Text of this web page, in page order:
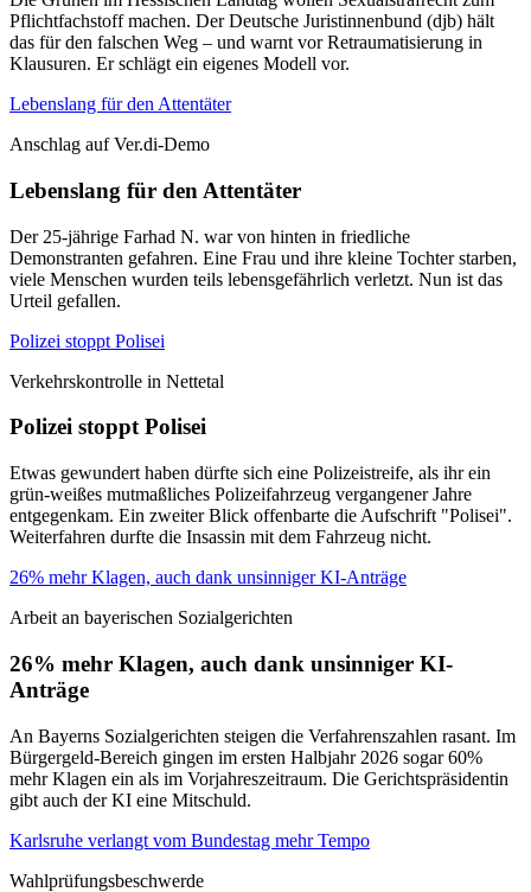
Pflichtfachstoff machen. Der Deutsche Juristinnenbund (djb) hält
das für den falschen Weg – und warnt vor Retraumatisierung in
Klausuren. Er schlägt ein eigenes Modell vor.
Lebenslang für den Attentäter
Anschlag auf Ver.di-Demo
Lebenslang für den Attentäter
Der 25-jährige Farhad N. war von hinten in friedliche
Demonstranten gefahren. Eine Frau und ihre kleine Tochter starben,
viele Menschen wurden teils lebensgefährlich verletzt. Nun ist das
Urteil gefallen.
Polizei stoppt Polisei
Verkehrskontrolle in Nettetal
Polizei stoppt Polisei
Etwas gewundert haben dürfte sich eine Polizeistreife, als ihr ein
grün-weißes mutmaßliches Polizeifahrzeug vergangener Jahre
entgegenkam. Ein zweiter Blick offenbarte die Aufschrift "Polisei".
Weiterfahren durfte die Insassin mit dem Fahrzeug nicht.
26% mehr Klagen, auch dank unsinniger KI-Anträge
Arbeit an bayerischen Sozialgerichten
26% mehr Klagen, auch dank unsinniger KI-
Anträge
An Bayerns Sozialgerichten steigen die Verfahrenszahlen rasant. Im
Bürgergeld-Bereich gingen im ersten Halbjahr 2026 sogar 60%
mehr Klagen ein als im Vorjahreszeitraum. Die Gerichtspräsidentin
gibt auch der KI eine Mitschuld.
Karlsruhe verlangt vom Bundestag mehr Tempo
Wahlprüfungsbeschwerde